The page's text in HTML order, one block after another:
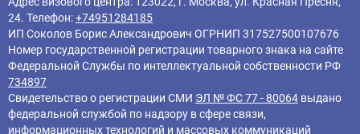
24. Телефон:+74951284185
ИП Соколов Борис Александрович ОГРНИП 317527500107676
Номер государственной регистрации товарного знака на сайте
Федеральной Службы по интеллектуальной собственности РФ
734897
Свидетельство о регистрации СМИ ЭЛ № ФС 77 - 80064 выдано
федеральной службой по надзору в сфере связи,
информационных технологий и массовых коммуникаций